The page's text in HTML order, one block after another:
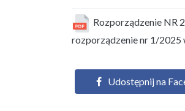
Rozporządzenie NR
rozporządzenie nr 1/2025
Udostępnij na